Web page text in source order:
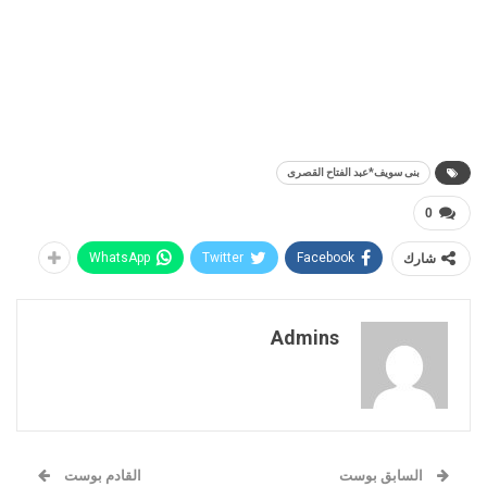
بنى سويف*عبد الفتاح القصرى
0
شارك Facebook
Twitter
WhatsApp
Admins
السابق بوست القادم بوست